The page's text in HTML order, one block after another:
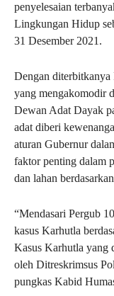
penyelesaian
Lingkungan Hidup
31 Desember 2021.
Dengan diterbitkanya
yang mengakomodir
Dewan Adat Dayak
adat diberi
aturan Gubernur
faktor penting dalam
dan lahan
“Mendasari Pergub
kasus Karhutla
Kasus Karhutla yang
oleh Ditreskrimsus
pungkas Kabid